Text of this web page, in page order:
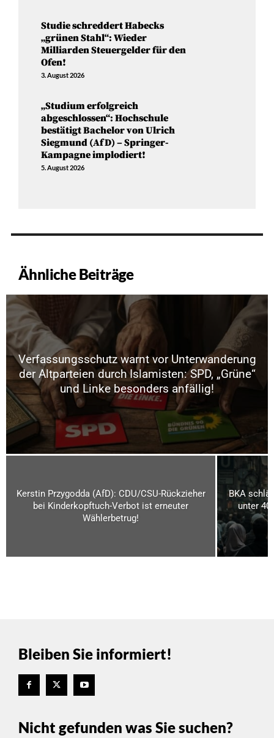
Studie schreddert Habecks
„grünen Stahl“: Wieder
Milliarden Steuergelder für den
Ofen!
3. August 2026
„Studium erfolgreich
abgeschlossen“: Hochschule
bestätigt Bachelor von Ulrich
Siegmund (AfD) – Springer-
Kampagne implodiert!
5. August 2026
Ähnliche Beiträge
Verfassungsschutz warnt vor Unterwanderung
der Altparteien durch Islamisten: SPD, „Grüne“
und Linke besonders anfällig!
Kerstin Przygodda (AfD): CDU/CSU-Rückzieher
bei Kinderkopftuch-Verbot ist erneuter
Wählerbetrug!
BKA
unter
Bleiben Sie informiert!
Nicht gefunden was Sie suchen?